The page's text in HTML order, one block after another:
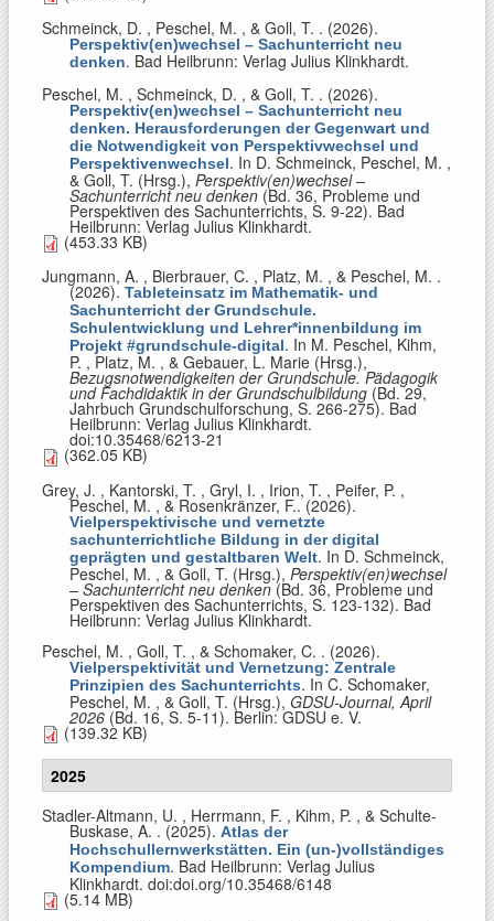
Schmeinck, D. , Peschel, M. , & Goll, T. . (2026).
Perspektiv(en)wechsel – Sachunterricht neu
denken. Bad Heilbrunn: Verlag Julius Klinkhardt.
Peschel, M. , Schmeinck, D. , & Goll, T. . (2026).
Perspektiv(en)wechsel – Sachunterricht neu
denken. Herausforderungen der Gegenwart und
die Notwendigkeit von Perspektivwechsel und
Perspektivenwechsel. In D. Schmeinck, Peschel, M. ,
& Goll, T. (Hrsg.), Perspektiv(en)wechsel –
Sachunterricht neu denken (Bd. 36, Probleme und
Perspektiven des Sachunterrichts, S. 9-22). Bad
Heilbrunn: Verlag Julius Klinkhardt.
(453.33 KB)
Jungmann, A. , Bierbrauer, C. , Platz, M. , & Peschel, M. .
(2026). Tableteinsatz im Mathematik- und
Sachunterricht der Grundschule.
Schulentwicklung und Lehrer*innenbildung im
Projekt #grundschule-digital. In M. Peschel, Kihm,
P. , Platz, M. , & Gebauer, L. Marie (Hrsg.),
Bezugsnotwendigkeiten der Grundschule. Pädagogik
und Fachdidaktik in der Grundschulbildung (Bd. 29,
Jahrbuch Grundschulforschung, S. 266-275). Bad
Heilbrunn: Verlag Julius Klinkhardt.
doi:10.35468/6213-21
(362.05 KB)
Grey, J. , Kantorski, T. , Gryl, I. , Irion, T. , Peifer, P. ,
Peschel, M. , & Rosenkränzer, F.. (2026).
Vielperspektivische und vernetzte
sachunterrichtliche Bildung in der digital
geprägten und gestaltbaren Welt. In D. Schmeinck,
Peschel, M. , & Goll, T. (Hrsg.), Perspektiv(en)wechsel
– Sachunterricht neu denken (Bd. 36, Probleme und
Perspektiven des Sachunterrichts, S. 123-132). Bad
Heilbrunn: Verlag Julius Klinkhardt.
Peschel, M. , Goll, T. , & Schomaker, C. . (2026).
Vielperspektivität und Vernetzung: Zentrale
Prinzipien des Sachunterrichts. In C. Schomaker,
Peschel, M. , & Goll, T. (Hrsg.), GDSU-Journal, April
2026 (Bd. 16, S. 5-11). Berlin: GDSU e. V.
(139.32 KB)
2025
Stadler-Altmann, U. , Herrmann, F. , Kihm, P. , & Schulte-
Buskase, A.. (2025). Atlas der
Hochschullernwerkstätten. Ein (un-)vollständiges
Kompendium. Bad Heilbrunn: Verlag Julius
Klinkhardt. doi:doi.org/10.35468/6148
(5.14 MB)